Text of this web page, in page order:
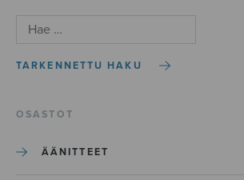
TARKENNETTU HAKU
OSASTOT
ÄÄNITTEET